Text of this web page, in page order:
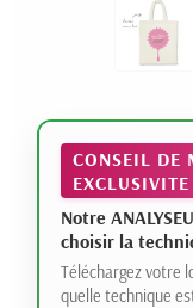
CONSEIL DE
Notre
choisir la
Téléchargez votre
quelle technique